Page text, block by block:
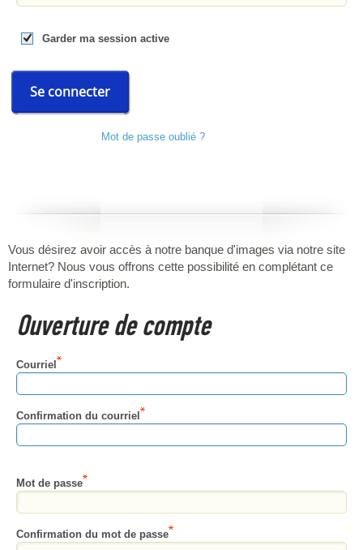
Garder ma session active
Se connecter
Mot de passe oublié ?
Vous désirez avoir accès à notre banque d'images via notre site
Internet? Nous vous offrons cette possibilité en complétant ce
formulaire d'inscription.
Ouverture de compte
Courriel
Confirmation du courriel
Mot de passe
Confirmation du mot de passe